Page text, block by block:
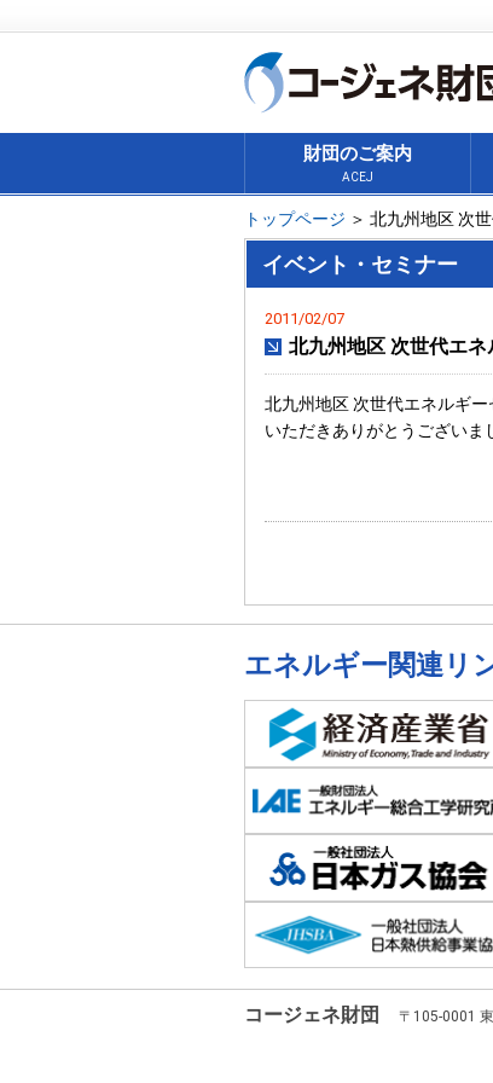
財団のご案内
ACEJ
トップページ ＞ 北九州地区 次
イベント・セミナー
2011/02/07
北九州地区 次世代エネ
北九州地区 次世代エネルギ
いただきありがとうございま
エネルギー関連リ
コージェネ財団 〒105-0001